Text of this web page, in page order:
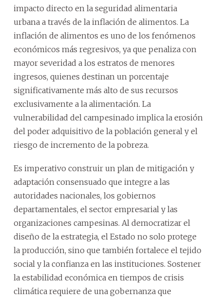
impacto directo en la seguridad alimentaria
urbana a través de la inflación de alimentos. La
inflación de alimentos es uno de los fenómenos
económicos más regresivos, ya que penaliza con
mayor severidad a los estratos de menores
ingresos, quienes destinan un porcentaje
significativamente más alto de sus recursos
exclusivamente a la alimentación. La
vulnerabilidad del campesinado implica la erosión
del poder adquisitivo de la población general y el
riesgo de incremento de la pobreza.
Es imperativo construir un plan de mitigación y
adaptación consensuado que integre a las
autoridades nacionales, los gobiernos
departamentales, el sector empresarial y las
organizaciones campesinas. Al democratizar el
diseño de la estrategia, el Estado no solo protege
la producción, sino que también fortalece el tejido
social y la confianza en las instituciones. Sostener
la estabilidad económica en tiempos de crisis
climática requiere de una gobernanza que